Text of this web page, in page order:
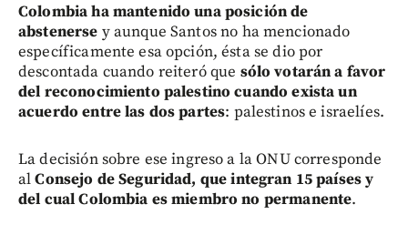
Colombia ha mantenido una posición de
abstenerse y aunque Santos no ha mencionado
específicamente esa opción, ésta se dio por
descontada cuando reiteró que sólo votarán a favor
del reconocimiento palestino cuando exista un
acuerdo entre las dos partes: palestinos e israelíes.
La decisión sobre ese ingreso a la ONU corresponde
alConsejo de Seguridad, que integran 15 países y
del cual Colombia es miembro no permanente.